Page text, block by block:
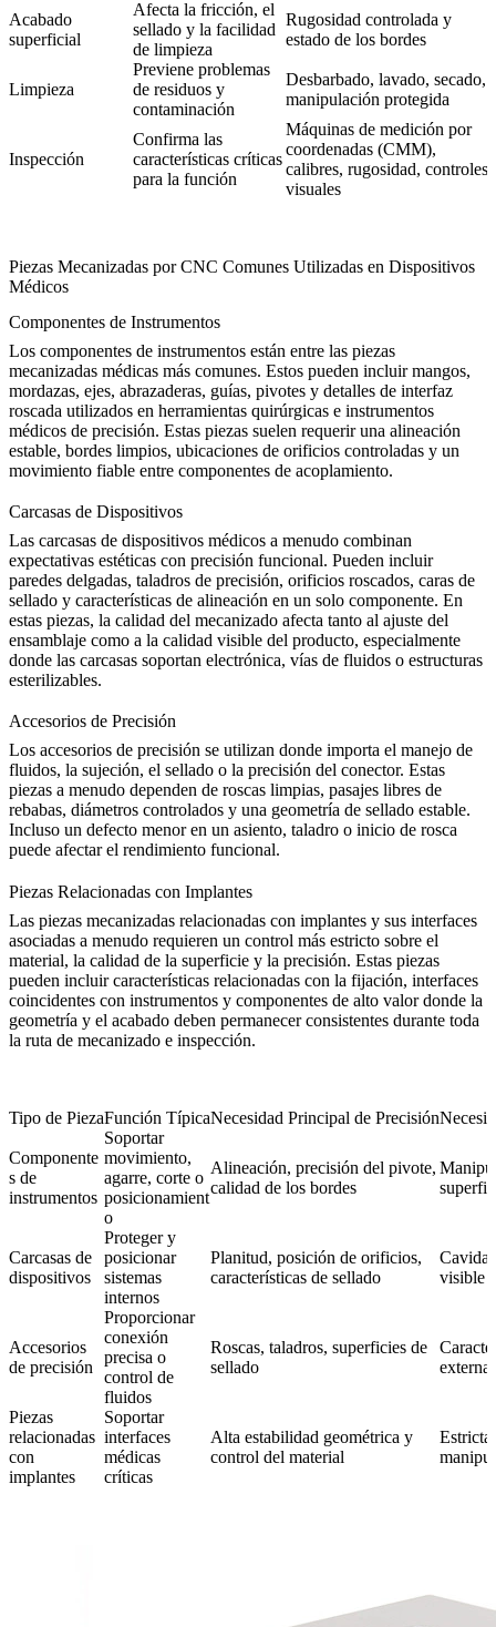
Acabado
superficial
Afecta la fricción, el
sellado y la facilidad
de limpieza
Rugosidad controlada y
estado de los bordes
Limpieza
Previene problemas
de residuos y
contaminación
Desbarbado, lavado, secado,
manipulación protegida
Inspección
Confirma las
características críticas
para la función
Máquinas de medición por
coordenadas (CMM),
calibres, rugosidad, controles
visuales
Piezas Mecanizadas por CNC Comunes Utilizadas en Dispositivos
Médicos
Componentes de Instrumentos
Los componentes de instrumentos están entre las piezas
mecanizadas médicas más comunes. Estos pueden incluir mangos,
mordazas, ejes, abrazaderas, guías, pivotes y detalles de interfaz
roscada utilizados en herramientas quirúrgicas e instrumentos
médicos de precisión. Estas piezas suelen requerir una alineación
estable, bordes limpios, ubicaciones de orificios controladas y un
movimiento fiable entre componentes de acoplamiento.
Carcasas de Dispositivos
Las carcasas de dispositivos médicos a menudo combinan
expectativas estéticas con precisión funcional. Pueden incluir
paredes delgadas, taladros de precisión, orificios roscados, caras de
sellado y características de alineación en un solo componente. En
estas piezas, la calidad del mecanizado afecta tanto al ajuste del
ensamblaje como a la calidad visible del producto, especialmente
donde las carcasas soportan electrónica, vías de fluidos o estructuras
esterilizables.
Accesorios de Precisión
Los accesorios de precisión se utilizan donde importa el manejo de
fluidos, la sujeción, el sellado o la precisión del conector. Estas
piezas a menudo dependen de roscas limpias, pasajes libres de
rebabas, diámetros controlados y una geometría de sellado estable.
Incluso un defecto menor en un asiento, taladro o inicio de rosca
puede afectar el rendimiento funcional.
Piezas Relacionadas con Implantes
Las piezas mecanizadas relacionadas con implantes y sus interfaces
asociadas a menudo requieren un control más estricto sobre el
material, la calidad de la superficie y la precisión. Estas piezas
pueden incluir características relacionadas con la fijación, interfaces
coincidentes con instrumentos y componentes de alto valor donde la
geometría y el acabado deben permanecer consistentes durante toda
la ruta de mecanizado e inspección.
Tipo de PiezaFunción TípicaNecesidad Principal de Precisión
Componente
s de
instrumentos
Soportar
movimiento,
agarre, corte o
posicionamient
o
Alineación, precisión del pivote,
calidad de los bordes
Carcasas de
dispositivos
Proteger y
posicionar
sistemas
internos
Planitud, posición de orificios,
características de sellado
visible
Accesorios
de precisión
Proporcionar
conexión
precisa o
control de
fluidos
Roscas, taladros, superficies de
sellado
Piezas
relacionadas
con
implantes
Soportar
interfaces
médicas
críticas
Alta estabilidad geométrica y
control del material
Estricta